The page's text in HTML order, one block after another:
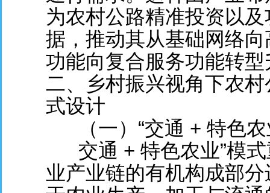
为农村公路精准投资以
据，推动其从基础网络
功能向复合服务功能转型
二、乡村振兴视角下农村
式设计
（一）“交通 + 特色
交通 + 特色农业”模
业产业链的有机构成部